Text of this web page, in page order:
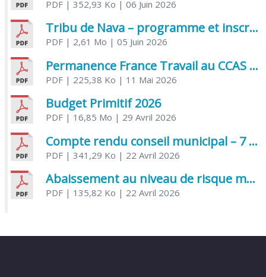
PDF| 352,93 Ko | 06 Juin 2026
Tribu de Nava – programme et inscriptions été 2026
PDF| 2,61 Mo | 05 Juin 2026
Permanence France Travail au CCAS de Saujon Juin 2026
PDF| 225,38 Ko | 11 Mai 2026
Budget Primitif 2026
PDF| 16,85 Mo | 29 Avril 2026
Compte rendu conseil municipal – 7 avril 2026
PDF| 341,29 Ko | 22 Avril 2026
Abaissement au niveau de risque modéré de l’Influenza aviaire
PDF| 135,82 Ko | 22 Avril 2026